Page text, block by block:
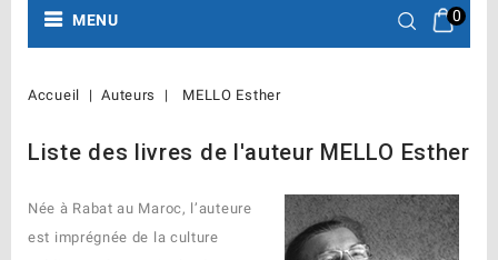
0
MENU
Accueil Auteurs MELLO Esther
Liste des livres de l'auteur MELLO Esther
Née à Rabat au Maroc, l’auteure
est imprégnée de la culture